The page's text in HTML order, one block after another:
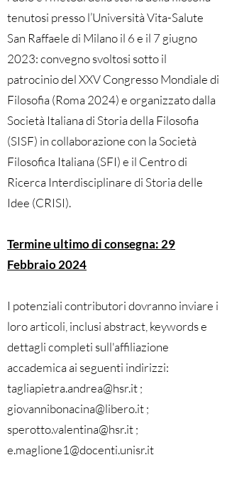
tenutosi presso l’Università Vita-Salute
San Raffaele di Milano il 6 e il 7 giugno
2023: convegno svoltosi sotto il
patrocinio del XXV Congresso Mondiale di
Filosofia (Roma 2024) e organizzato dalla
Società Italiana di Storia della Filosofia
(SISF) in collaborazione con la Società
Filosofica Italiana (SFI) e il Centro di
Ricerca Interdisciplinare di Storia delle
Idee (CRISI).
Termine ultimo di consegna: 29
Febbraio 2024
I potenziali contributori dovranno inviare i
loro articoli, inclusi abstract, keywords e
dettagli completi sull'affiliazione
accademica ai seguenti indirizzi:
tagliapietra.andrea@hsr.it;
giovannibonacina@libero.it;
sperotto.valentina@hsr.it;
e.maglione1@docenti.unisr.it